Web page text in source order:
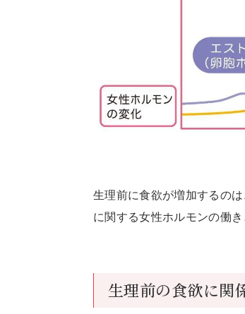
生理前に食欲が増加するの
に関する女性ホルモンの働
生理前の食欲に関